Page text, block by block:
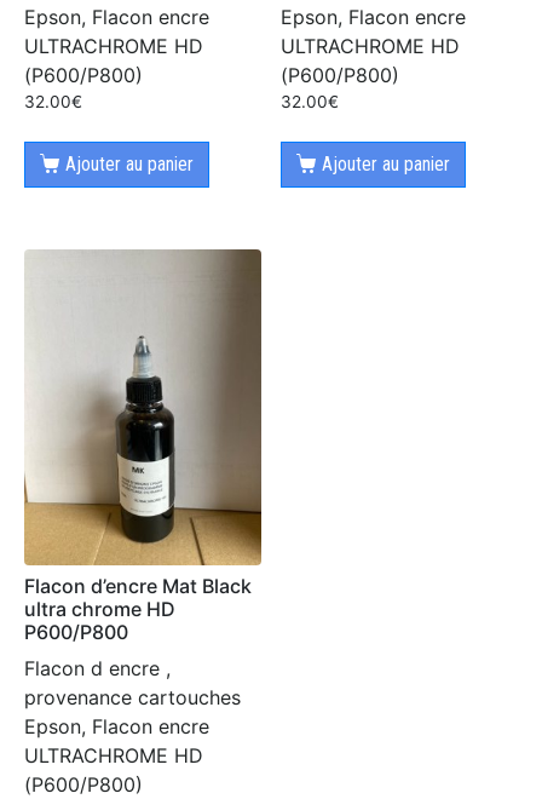
Epson, Flacon encre
ULTRACHROME HD
(P600/P800)
32.00€
Ajouter au panier
Epson, Flacon encre
ULTRACHROME HD
(P600/P800)
32.00€
Ajouter au panier
Flacon d’encre Mat Black
ultra chrome HD
P600/P800
Flacon d encre ,
provenance cartouches
Epson, Flacon encre
ULTRACHROME HD
(P600/P800)